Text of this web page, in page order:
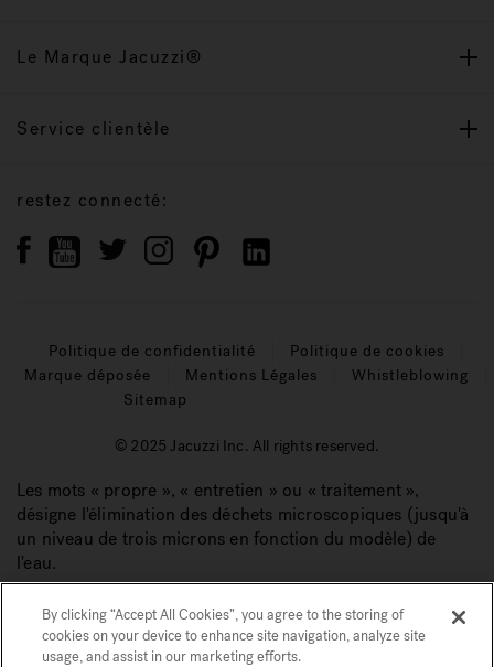
Le Marque Jacuzzi®
Service clientèle
restez connecté:
Politique de confidentialité
Politique de cookies
Marque déposée
Mentions Légales
Whistleblowing
Sitemap
© 2025 Jacuzzi Inc. All rights reserved.
Les mots « propre », « entretien » ou « traitement »,
désigne l'élimination des déchets microscopiques (jusqu'à
un niveau de trois microns en fonction du modèle) de
l'eau.
By clicking “Accept All Cookies”, you agree to the storing of
cookies on your device to enhance site navigation, analyze site
usage, and assist in our marketing efforts.